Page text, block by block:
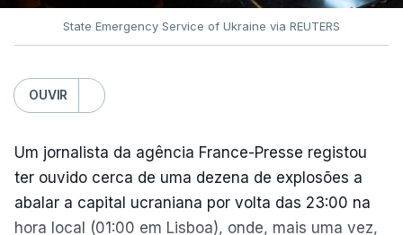
State Emergency Service of Ukraine via REUTERS
OUVIR
Um jornalista da agência France-Presse registou
ter ouvido cerca de uma dezena de explosões a
abalar a capital ucraniana por volta das 23:00 na
hora local (01:00 em Lisboa), onde, mais uma vez,